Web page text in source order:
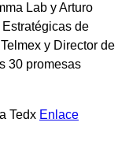
Lab y Arturo
de
y Director de
30 promesas
Tedx Enlace